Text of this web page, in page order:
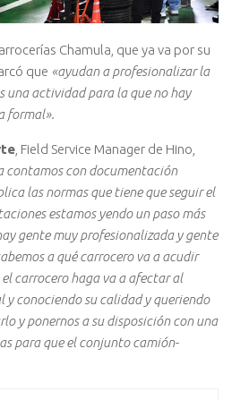
Chamula, que ya va por su
que «ayudan a profesionalizar la
una actividad para la que no hay
formal».
, Field Service Manager de Hino,
contamos con documentación
las normas que tiene que seguir el
estamos yendo un paso más
gente muy profesionalizada y gente
a qué carrocero va a acudir
carrocero haga va a afectar al
y conociendo su calidad y queriendo
y ponernos a su disposición con una
para que el conjunto camión-